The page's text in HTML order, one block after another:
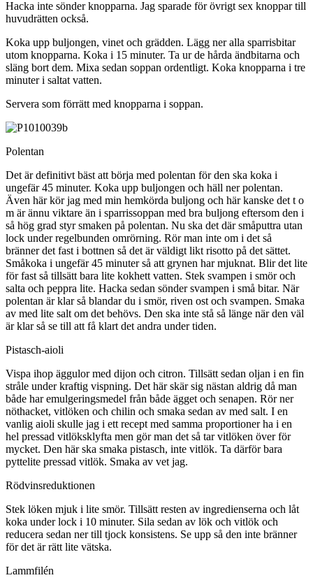
Hacka inte sönder knopparna. Jag sparade för övrigt sex knoppar till
huvudrätten också.
Koka upp buljongen, vinet och grädden. Lägg ner alla sparrisbitar
utom knopparna. Koka i 15 minuter. Ta ur de hårda ändbitarna och
släng bort dem. Mixa sedan soppan ordentligt. Koka knopparna i tre
minuter i saltat vatten.
Servera som förrätt med knopparna i soppan.
Polentan
Det är definitivt bäst att börja med polentan för den ska koka i
ungefär 45 minuter. Koka upp buljongen och häll ner polentan.
Även här kör jag med min hemkörda buljong och här kanske det t o
m är ännu viktare än i sparrissoppan med bra buljong eftersom den i
så hög grad styr smaken på polentan. Nu ska det där småputtra utan
lock under regelbunden omrörning. Rör man inte om i det så
bränner det fast i bottnen så det är väldigt likt risotto på det sättet.
Småkoka i ungefär 45 minuter så att grynen har mjuknat. Blir det lite
för fast så tillsätt bara lite kokhett vatten. Stek svampen i smör och
salta och peppra lite. Hacka sedan sönder svampen i små bitar. När
polentan är klar så blandar du i smör, riven ost och svampen. Smaka
av med lite salt om det behövs. Den ska inte stå så länge när den väl
är klar så se till att få klart det andra under tiden.
Pistasch-aioli
Vispa ihop äggulor med dijon och citron. Tillsätt sedan oljan i en fin
stråle under kraftig vispning. Det här skär sig nästan aldrig då man
både har emulgeringsmedel från både ägget och senapen. Rör ner
nöthacket, vitlöken och chilin och smaka sedan av med salt. I en
vanlig aioli skulle jag i ett recept med samma proportioner ha i en
hel pressad vitlöksklyfta men gör man det så tar vitlöken över för
mycket. Den här ska smaka pistasch, inte vitlök. Ta därför bara
pyttelite pressad vitlök. Smaka av vet jag.
Rödvinsreduktionen
Stek löken mjuk i lite smör. Tillsätt resten av ingredienserna och låt
koka under lock i 10 minuter. Sila sedan av lök och vitlök och
reducera sedan ner till tjock konsistens. Se upp så den inte bränner
för det är rätt lite vätska.
Lammfilén